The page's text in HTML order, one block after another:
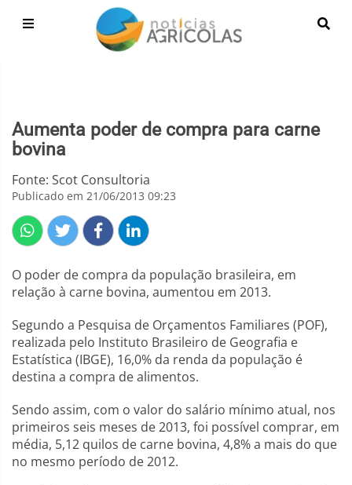
Aumenta poder de compra para carne
bovina
Fonte: Scot Consultoria
Publicado em 21/06/2013 09:23
O poder de compra da população brasileira, em
relação à carne bovina, aumentou em 2013.
Segundo a Pesquisa de Orçamentos Familiares (POF),
realizada pelo Instituto Brasileiro de Geografia e
Estatística (IBGE), 16,0% da renda da população é
destina a compra de alimentos.
Sendo assim, com o valor do salário mínimo atual, nos
primeiros seis meses de 2013, foi possível comprar, em
média, 5,12 quilos de carne bovina, 4,8% a mais do que
no mesmo período de 2012.